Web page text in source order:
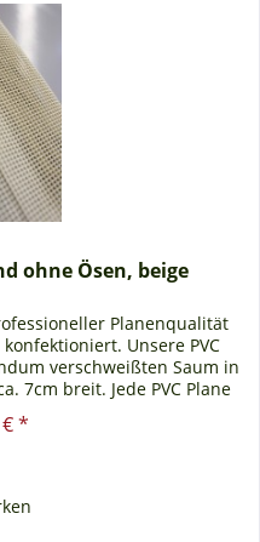
ohne Ösen, beige
Planenqualität
Unsere PVC
verschweißten Saum in
7cm breit. Jede PVC Plane
*